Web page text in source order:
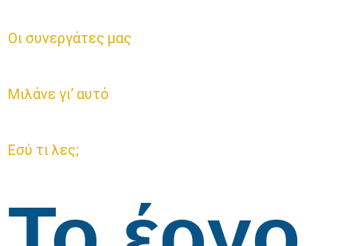
Οι συνεργάτες μας
Μιλάνε γι’ αυτό
Εσύ τι λες;